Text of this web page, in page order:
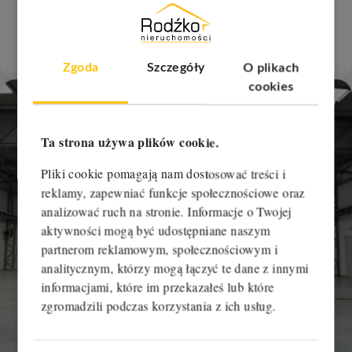
Zgoda Szczegóły
O plikach
cookies
Ta strona używa plików cookie.
Pliki cookie pomagają nam dostosować treści i
reklamy, zapewniać funkcje społecznościowe oraz
analizować ruch na stronie. Informacje o Twojej
aktywności mogą być udostępniane naszym
partnerom reklamowym, społecznościowym i
analitycznym, którzy mogą łączyć te dane z innymi
informacjami, które im przekazałeś lub które
zgromadzili podczas korzystania z ich usług.
15,72 zł/m